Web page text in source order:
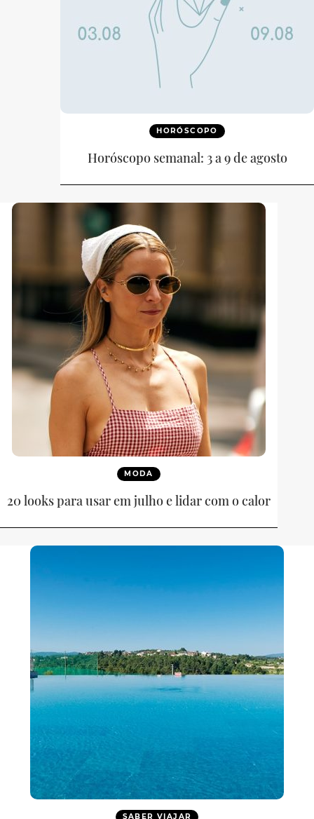
HORÓSCOPO
Horóscopo semanal: 3 a 9 de agosto
MODA
20 looks para usar em julho e lidar com o calor
SABER VIAJAR